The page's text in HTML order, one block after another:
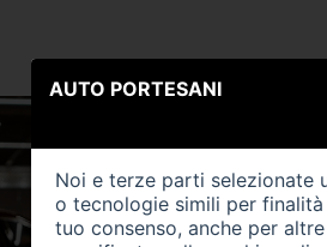
AUTO PORTESANI
Noi e terze parti selezionate
o tecnologie simili per
tuo consenso, anche per